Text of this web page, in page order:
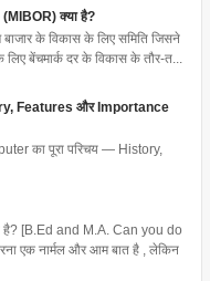
क्या है?
के विकास के लिए समिति जिसने
बेंचमार्क दर के विकास के तौर-त...
Features और Importance
का पूरा परिचय — History,
है? [B.Ed and M.A. Can you do
एक नार्मल और आम बात है , लेकिन